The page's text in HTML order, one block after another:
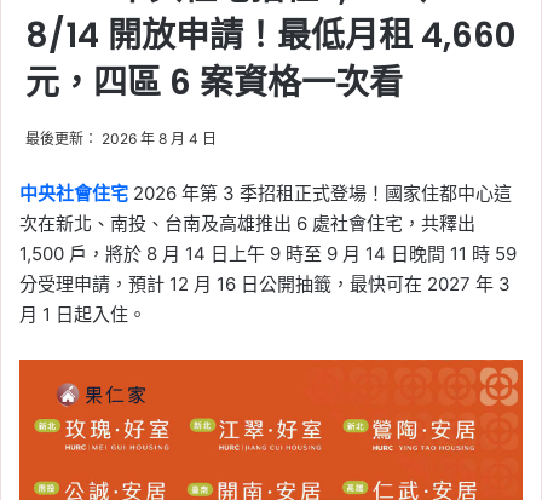
8/14 開放申請！最低月租 4,660
元，四區 6 案資格一次看
最後更新： 2026 年 8 月 4 日
中央社會住宅 2026 年第 3 季招租正式登場！國家住都中心這
次在新北、南投、台南及高雄推出 6 處社會住宅，共釋出
1,500 戶，將於 8 月 14 日上午 9 時至 9 月 14 日晚間 11 時 59
分受理申請，預計 12 月 16 日公開抽籤，最快可在 2027 年 3
月 1 日起入住。